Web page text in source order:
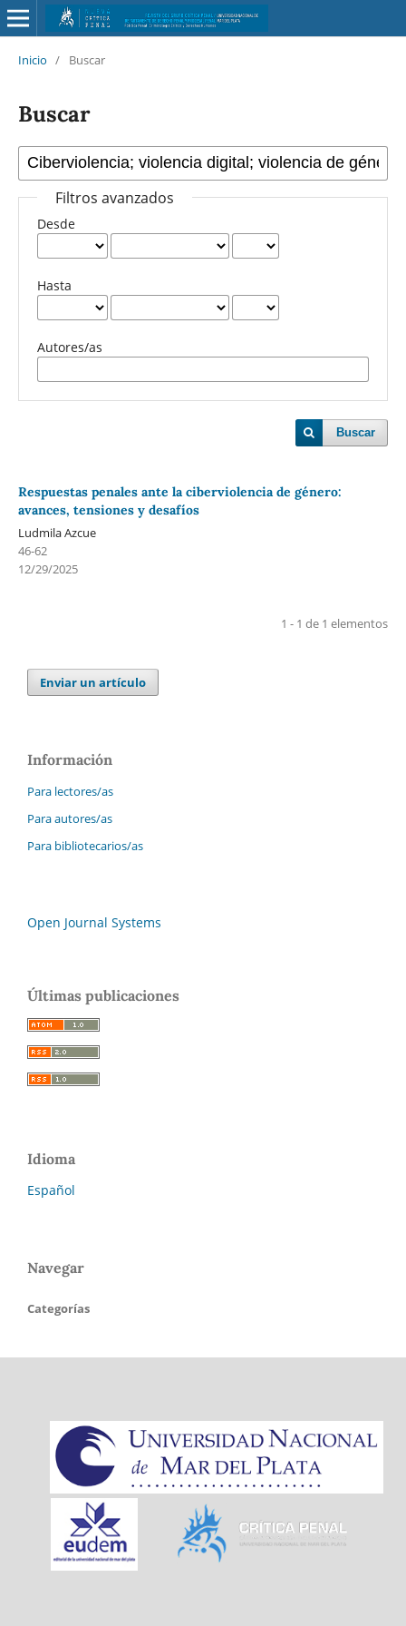
Inicio / Buscar
Buscar
Filtros avanzados
Desde
Hasta
Autores/as
Buscar
Respuestas penales ante la ciberviolencia de género:
avances, tensiones y desafíos
Ludmila Azcue
46-62
12/29/2025
1 - 1 de 1 elementos
Enviar un artículo
Información
Para lectores/as
Para autores/as
Para bibliotecarios/as
Open Journal Systems
Últimas publicaciones
Idioma
Español
Navegar
Categorías